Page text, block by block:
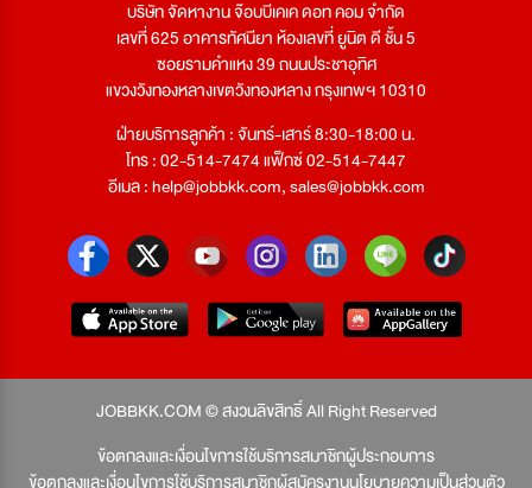
บริษัท จัดหางาน จ๊อบบีเคเค ดอท คอม จำกัด
เลขที่ 625 อาคารทัศนียา ห้องเลขที่ ยูนิต ดี ชั้น 5
ซอยรามคำแหง 39 ถนนประชาอุทิศ
แขวงวังทองหลางเขตวังทองหลาง กรุงเทพฯ 10310
ฝ่ายบริการลูกค้า : จันทร์-เสาร์ 8:30-18:00 น.
โทร : 02-514-7474 แฟ็กซ์ 02-514-7447
อีเมล :help@jobbkk.com,sales@jobbkk.com
JOBBKK.COM © สงวนลิขสิทธิ์ All Right Reserved
ข้อตกลงและเงื่อนไขการใช้บริการสมาชิกผู้ประกอบการ